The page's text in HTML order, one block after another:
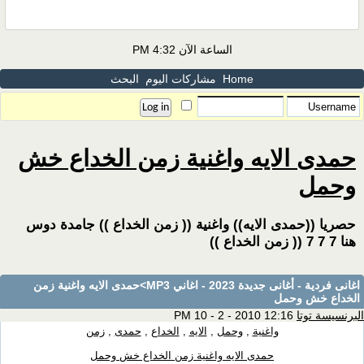
الساعة الآن 4:32 PM
Home مشاركات اليوم البحث
حمدى الايه واغنية زمن الخداع خش
وحمل
حصريا ((حمدى الايه)) واغنية (( زمن الخداع )) جامدة دوس
هنا 7 7 7 (( زمن الخداع ))
اغانى فردية - أغانى جديدة 2023 - اغاني MP3
>حمدى الايه واغنية زمن
الخداع خش وحمل
البرنسيسة توتا
واغنية ,وحمل , الايه , الخداع , حمدى ,زمن
حمدى الايه واغنية زمن الخداع خش وحمل